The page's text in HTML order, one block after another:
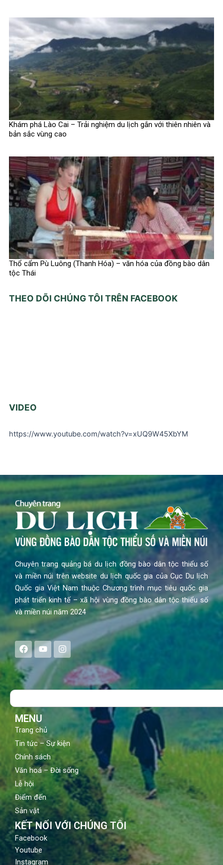
Khám phá Lào Cai – Trải nghiệm du lịch gắn với thiên nhiên và
bản sắc vùng cao
Thổ cẩm Pù Luông (Thanh Hóa) – văn hóa của đồng bào dân
tộc Thái
THEO DÕI CHÚNG TÔI TRÊN FACEBOOK
VIDEO
https://www.youtube.com/watch?v=xUQ9W45XbYM
Chuyên trang quảng bá du lịch đồng bào dân tộc thiểu số
và miền núi trên website du lịch quốc gia của Cục Du lịch
Quốc gia Việt Nam thuộc Chương trình mục tiêu quốc gia
phát triển kinh tế – xã hội vùng đồng bào dân tộc thiểu số
và miền núi năm 2024
F
a
c
e
b
o
Y
o
u
t
u
b
I
n
s
a
g
Search
MENU
Trang chủ
Tin tức – Sự kiện
Chính sách
Văn hoá – Đời sống
Lễ hội
Điểm đến
Sản vật
KẾT NỐI VỚI CHÚNG TÔI
Facebook
Youtube
Instagram